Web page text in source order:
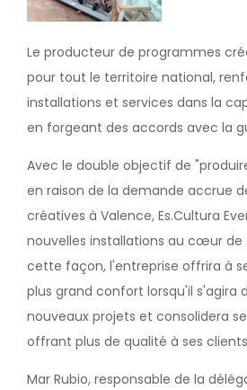
Le producteur de programmes
pour tout le territoire national,
installations et services dans la
en forgeant des accords avec la
Avec le double objectif de
en raison de la demande accrue
créatives à Valence, Es.Cultura
nouvelles installations au cœur de
cette façon, l'entreprise offrira à
plus grand confort lorsqu'il s'agira
nouveaux projets et consolidera
offrant plus de qualité à ses
Mar Rubio, responsable de la